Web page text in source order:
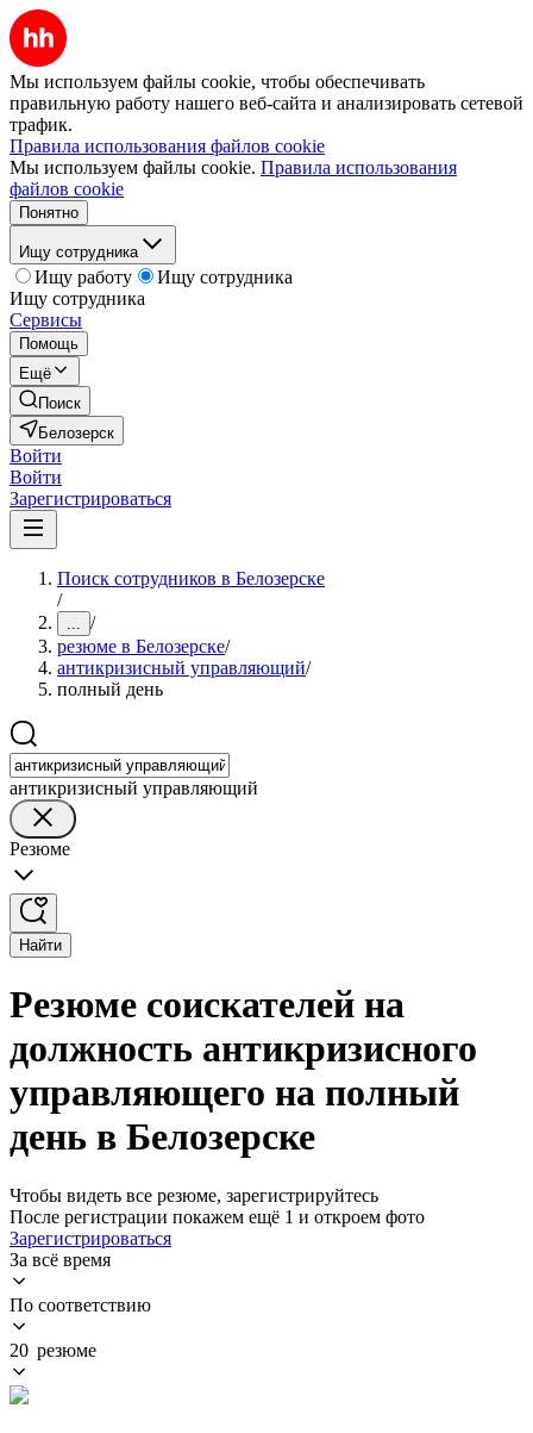
Мы используем файлы cookie, чтобы обеспечивать
правильную работу нашего веб-сайта и анализировать сетевой
трафик.
Правила использования файлов cookie
Мы используем файлы cookie. Правила использования
файлов cookie
Понятно
Ищу сотрудника
Ищу работу
Ищу сотрудника
Ищу сотрудника
Сервисы
Помощь
Ещё
Поиск
Белозерск
Войти
Войти
Зарегистрироваться
Поиск сотрудников в Белозерске
/
... /
резюме в Белозерске/
антикризисный управляющий/
полный день
антикризисный управляющий
Резюме
Найти
Резюме соискателей на
должность антикризисного
управляющего на полный
день в Белозерске
Чтобы видеть все резюме, зарегистрируйтесь
После регистрации покажем ещё 1 и откроем фото
Зарегистрироваться
За всё время
По соответствию
20 резюме